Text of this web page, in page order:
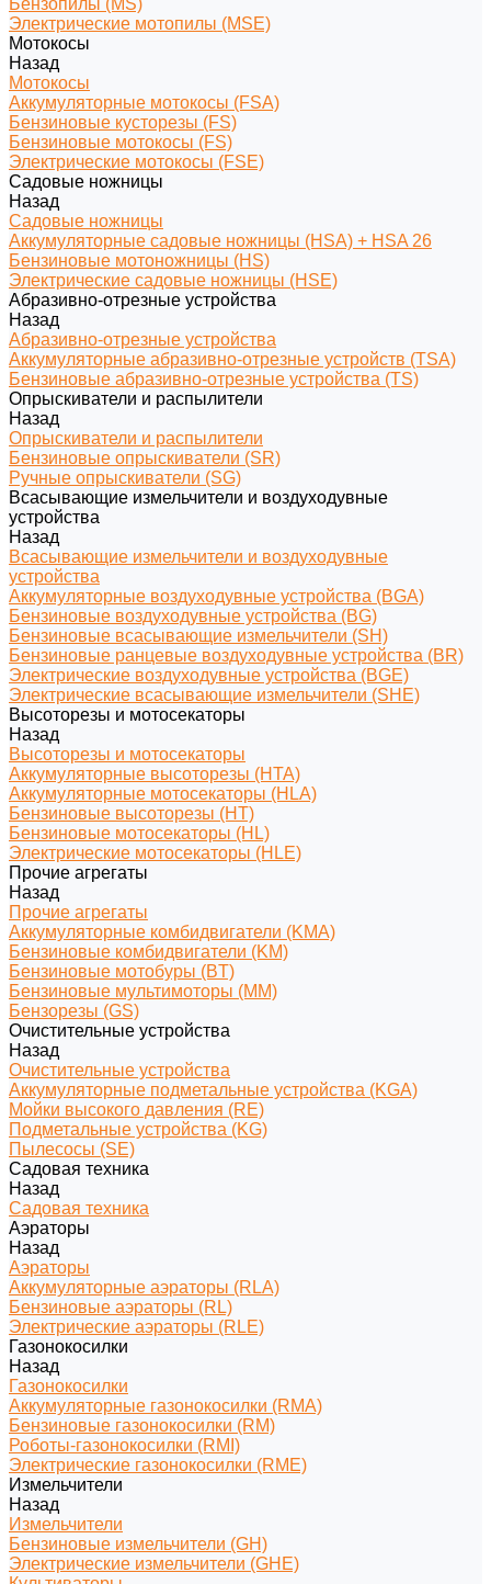
Бензопилы (MS)
Электрические мотопилы (MSE)
Мотокосы
Назад
Мотокосы
Аккумуляторные мотокосы (FSA)
Бензиновые кусторезы (FS)
Бензиновые мотокосы (FS)
Электрические мотокосы (FSE)
Садовые ножницы
Назад
Садовые ножницы
Аккумуляторные садовые ножницы (HSA) + HSA 26
Бензиновые мотоножницы (HS)
Электрические садовые ножницы (HSE)
Абразивно-отрезные устройства
Назад
Абразивно-отрезные устройства
Аккумуляторные абразивно-отрезные устройств (TSA)
Бензиновые абразивно-отрезные устройства (TS)
Опрыскиватели и распылители
Назад
Опрыскиватели и распылители
Бензиновые опрыскиватели (SR)
Ручные опрыскиватели (SG)
Всасывающие измельчители и воздуходувные
устройства
Назад
Всасывающие измельчители и воздуходувные
устройства
Аккумуляторные воздуходувные устройства (BGA)
Бензиновые воздуходувные устройства (BG)
Бензиновые всасывающие измельчители (SH)
Бензиновые ранцевые воздуходувные устройства (BR)
Электрические воздуходувные устройства (BGE)
Электрические всасывающие измельчители (SHE)
Высоторезы и мотосекаторы
Назад
Высоторезы и мотосекаторы
Аккумуляторные высоторезы (HTA)
Аккумуляторные мотосекаторы (HLA)
Бензиновые высоторезы (HT)
Бензиновые мотосекаторы (HL)
Электрические мотосекаторы (HLE)
Прочие агрегаты
Назад
Прочие агрегаты
Аккумуляторные комбидвигатели (KMA)
Бензиновые комбидвигатели (KM)
Бензиновые мотобуры (BT)
Бензиновые мультимоторы (MM)
Бензорезы (GS)
Очистительные устройства
Назад
Очистительные устройства
Аккумуляторные подметальные устройства (KGA)
Мойки высокого давления (RE)
Подметальные устройства (KG)
Пылесосы (SE)
Садовая техника
Назад
Садовая техника
Аэраторы
Назад
Аэраторы
Аккумуляторные аэраторы (RLA)
Бензиновые аэраторы (RL)
Электрические аэраторы (RLE)
Газонокосилки
Назад
Газонокосилки
Аккумуляторные газонокосилки (RMA)
Бензиновые газонокосилки (RM)
Роботы-газонокосилки (RMI)
Электрические газонокосилки (RME)
Измельчители
Назад
Измельчители
Бензиновые измельчители (GH)
Электрические измельчители (GHE)